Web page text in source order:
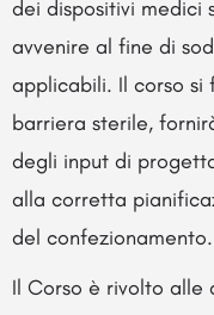
dei dispositivi medici
avvenire al fine di
applicabili. Il corso si
barriera sterile,
degli input di
alla corretta
del confezionamento.
Il Corso è rivolto alle